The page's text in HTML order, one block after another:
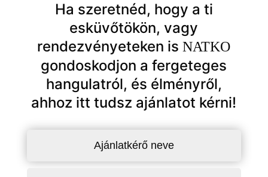
Ha szeretnéd, hogy a ti
esküvőtökön, vagy
rendezvényeteken isNATKO
gondoskodjon a fergeteges
hangulatról, és élményről,
ahhoz itt tudsz ajánlatot kérni!